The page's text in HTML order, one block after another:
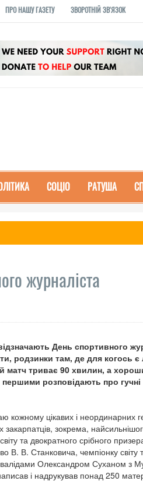
ПРО НАШУ ГАЗЕТУ ЗВОРОТНІЙ ЗВ'ЯЗОК
СОЦІО РАТУША
журналіста
День спортивного
родзинки там, де для когось
матч триває 90 хвилин, а
розповідають про гучні
цікавих і неординарних
зокрема,
та двократного срібного
В. Станковича, чемпіонку світу
Олександром Суханом з
і надрукував понад 250